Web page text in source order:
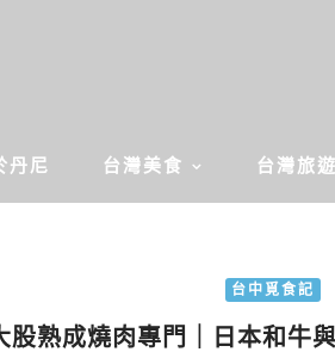
丹尼 台灣美食 台灣旅遊
台中覓食記
股熟成燒肉專門｜日本和牛